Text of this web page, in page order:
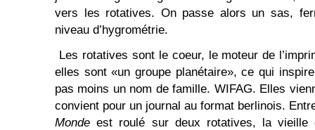
vers les rotatives. On passe alors un sas,
niveau d’hygrométrie.
Les rotatives sont le coeur, le moteur de
elles sont «un groupe planétaire», ce qui
pas moins un nom de famille. WIFAG. Elles
convient pour un journal au format berlinois.
Mondeest roulé sur deux rotatives, la vieille